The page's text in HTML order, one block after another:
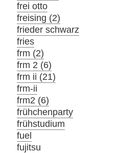
frei otto
freising (2)
frieder schwarz
fries
frm (2)
frm 2 (6)
frm ii (21)
frm-ii
frm2 (6)
frühchenparty
frühstudium
fuel
fujitsu